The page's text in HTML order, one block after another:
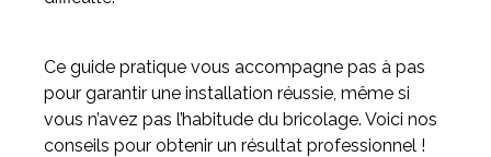
Ce guide pratique vous accompagne pas à pas
pour garantir une installation réussie, même si
vous n’avez pas l’habitude du bricolage. Voici nos
conseils pour obtenir un résultat professionnel !